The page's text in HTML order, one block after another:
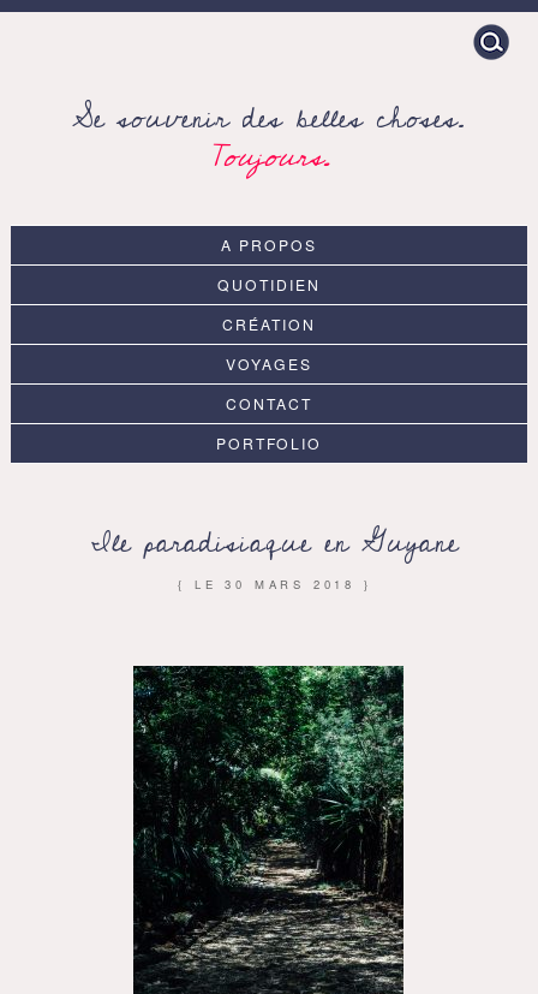
Search
for:
Se souvenir des belles choses.
Toujours.
A PROPOS
QUOTIDIEN
CRÉATION
VOYAGES
CONTACT
PORTFOLIO
Ile paradisiaque en Guyane
{ LE30 MARS 2018 }